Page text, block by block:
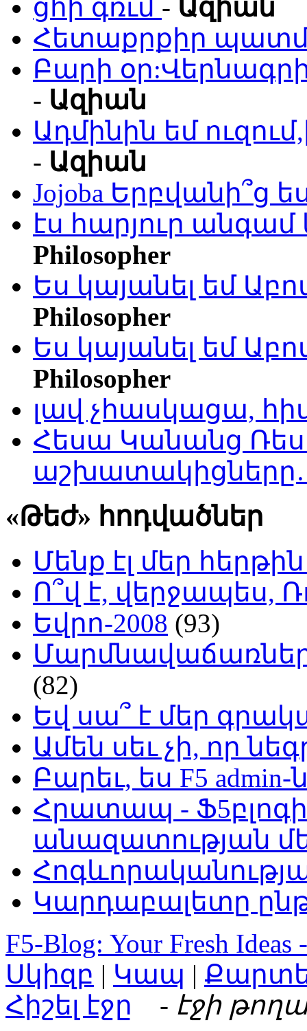
ցհի գռւմ - Ազիան
Հետաքրքիր
Բարի
- Ազիան
Ադմինին եմ
- Ազիան
Jojoba Երբվանի՞ց
էս հարյուր
Philosopher
Ես կայանել եմ
Philosopher
Ես կայանել եմ
Philosopher
լավ չհասկացա,
Հեսա Կանանց
«Թեժ» հոդվածներ
Մենք էլ մեր
Ո՞վ է, վերջապես,
Եվրո-2008 (93)
Մարմնավաճառներ
(82)
Եվ սա՞ է մեր
Ամեն սեւ չի, որ
Բարեւ, ես F5 admin-
Հրատապ -
անազատության
Կարդաբալետը
F5-Blog: Your Fresh Ideas
Սկիզբ | Կապ |
Հիշել էջը
- էջի